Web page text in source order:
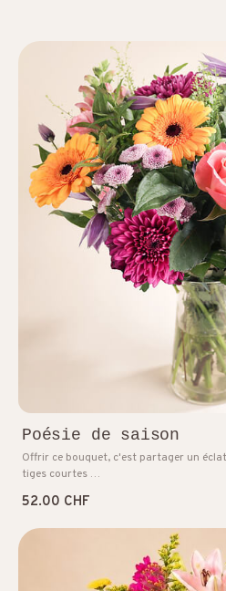
Poésie de saison
Offrir ce bouquet, c'est partager un éclat
tiges courtes …
52.00 CHF